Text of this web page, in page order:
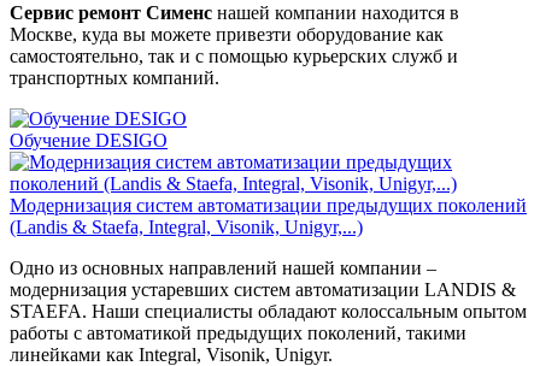
Сервис ремонт Сименс нашей компании находится в
Москве, куда вы можете привезти оборудование как
самостоятельно, так и с помощью курьерских служб и
транспортных компаний.
Обучение DESIGO
Модернизация систем автоматизации предыдущих поколений
(Landis & Staefa, Integral, Visonik, Unigyr,...)
Одно из основных направлений нашей компании –
модернизация устаревших систем автоматизации LANDIS &
STAEFA. Наши специалисты обладают колоссальным опытом
работы с автоматикой предыдущих поколений, такими
линейками как Integral, Visonik, Unigyr.